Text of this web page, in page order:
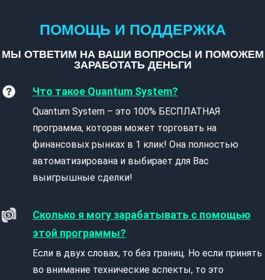
ПОМОЩЬ И ПОДДЕРЖКА
МЫ ОТВЕТИМ НА ВАШИ ВОПРОСЫ И ПОМОЖЕМ
ЗАРАБОТАТЬ ДЕНЬГИ
Что такое Quantum System?
Quantum System – это 100% БЕСПЛАТНАЯ
программа, которая может торговать на
финансовых рынках в 1 клик! Она полностью
автоматизирована и выбирает для Вас
выигрышные сделки!
Сколько я могу зарабатывать с помощью
этой программы?
Если в двух словах, то без границ. Но если принять
во внимание технические аспекты, то это